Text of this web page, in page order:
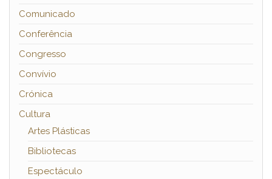
Comunicado
Conferência
Congresso
Convívio
Crónica
Cultura
Artes Plásticas
Bibliotecas
Espectáculo